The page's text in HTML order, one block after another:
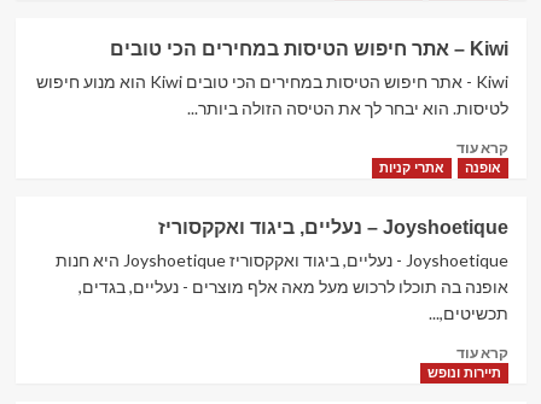
מחשבים
וסלולר
Kiwi – אתר חיפוש הטיסות במחירים הכי טובים
Kiwi - אתר חיפוש הטיסות במחירים הכי טובים Kiwi הוא מנוע חיפוש
לטיסות. הוא יבחר לך את הטיסה הזולה ביותר...
קרא עודRead
more
–
אתר
חיפוש
במחירים
הכי
טובים
אופנה אתרי קניות
Joyshoetique – נעליים, ביגוד ואקקסוריז
Joyshoetique - נעליים, ביגוד ואקקסוריז Joyshoetique היא חנות
אופנה בה תוכלו לרכוש מעל מאה אלף מוצרים - נעליים, בגדים,
תכשיטים,...
קרא עודRead
more
תיירות ונופש